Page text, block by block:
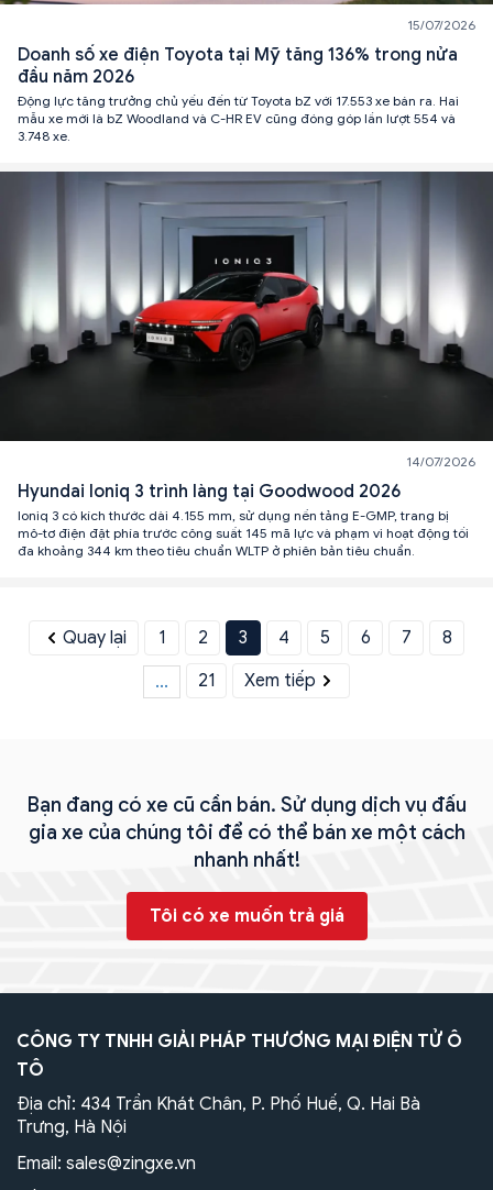
15/07/2026
Doanh số xe điện Toyota tại Mỹ tăng 136% trong nửa
đầu năm 2026
Động lực tăng trưởng chủ yếu đến từ Toyota bZ với 17.553 xe bán ra. Hai
mẫu xe mới là bZ Woodland và C-HR EV cũng đóng góp lần lượt 554 và
3.748 xe.
14/07/2026
Hyundai Ioniq 3 trình làng tại Goodwood 2026
Ioniq 3 có kích thước dài 4.155 mm, sử dụng nền tảng E-GMP, trang bị
mô-tơ điện đặt phía trước công suất 145 mã lực và phạm vi hoạt động tối
đa khoảng 344 km theo tiêu chuẩn WLTP ở phiên bản tiêu chuẩn.
Quay lại 1 2 3 4 5 6 7
8
...
21 Xem tiếp
Bạn đang có xe cũ cần bán. Sử dụng dịch vụ đấu
gia xe của chúng tôi để có thể bán xe một cách
nhanh nhất!
Tôi có xe muốn trả giá
CÔNG TY TNHH GIẢI PHÁP THƯƠNG MẠI ĐIỆN TỬ Ô
TÔ
Địa chỉ: 434 Trần Khát Chân, P. Phố Huế, Q. Hai Bà
Trưng, Hà Nội
Email: sales@zingxe.vn